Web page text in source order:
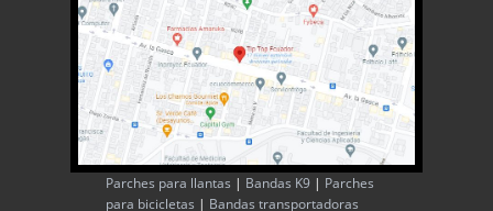
Parches para llantas | Bandas K9 | Parches
para bicicletas | Bandas transportadoras